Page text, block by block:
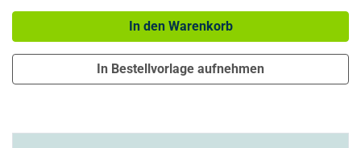
In den Warenkorb
In Bestellvorlage aufnehmen